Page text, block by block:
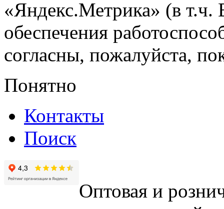
«Яндекс.Метрика» (в т.ч.
обеспечения
согласны, пожалуйста,
Понятно
Контакты
Поиск
Оптовая и